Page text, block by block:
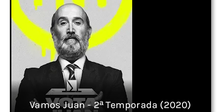
Vamos Juan - 2ª Temporada (2020)